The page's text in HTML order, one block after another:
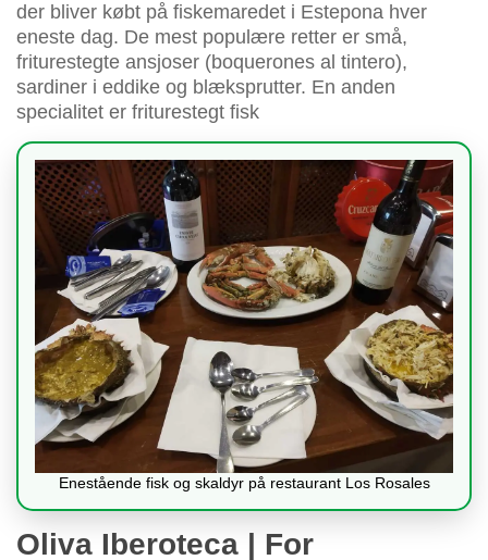
der bliver købt på fiskemaredet i Estepona hver
eneste dag. De mest populære retter er små,
friturestegte ansjoser (boquerones al tintero),
sardiner i eddike og blæksprutter. En anden
specialitet er friturestegt fisk
Enestående fisk og skaldyr på restaurant Los Rosales
Oliva Iberoteca | For